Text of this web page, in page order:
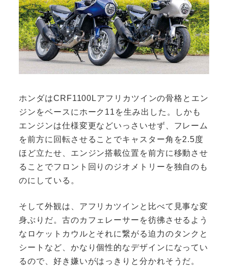
ホンダはCRF1100Lアフリカツインの骨格とエン
ジンをベースにホーク11を生み出した。しかも
エンジンは仕様変更などいっさいせず、フレーム
を前方に回転させることでキャスター角を2.5度
ほど立たせ、エンジン搭載位置を前方に移動させ
ることでフロント回りのジオメトリーを独自のも
のにしている。
そして外観は、アフリカツインと比べて見事な変
身ぶりだ。古のカフェレーサーを彷彿させるよう
なロケットカウルとそれに繋がる迫力のタンクと
シートなど、かなり個性的なデザインになってい
るので、好き嫌いがはっきりと分かれそうだ。